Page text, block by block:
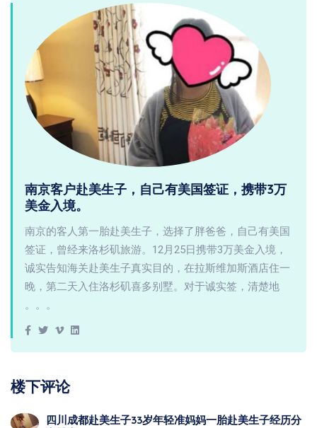
南京客户赴美生子，自己有美国签证，携带3万
美金入境。
南京的客人第一胎赴美生子，选择了胖爸爸，自己有美国
签证，曾经来洛杉矶旅游。12月25日携带3万美金入境，
诚实告知海关赴美生子真实目的，在拉斯维加斯酒店住一
晚，第二天入住洛杉矶喜多别墅。对于诚实签，清楚地
。。。
楼下评论
四川成都赴美生子33岁年轻准妈妈一胎赴美生子经历分